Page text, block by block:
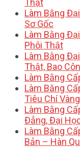
Thật
Làm Bằng
Sơ Gốc
Làm Bằng
Phôi Thật
Làm Bằng
Thật, Bao
Làm Bằng
Làm Bằng
Tiêu Chí Vàng
Làm Bằng
Đẳng, Đại
Làm Bằng
Bản – Hàn